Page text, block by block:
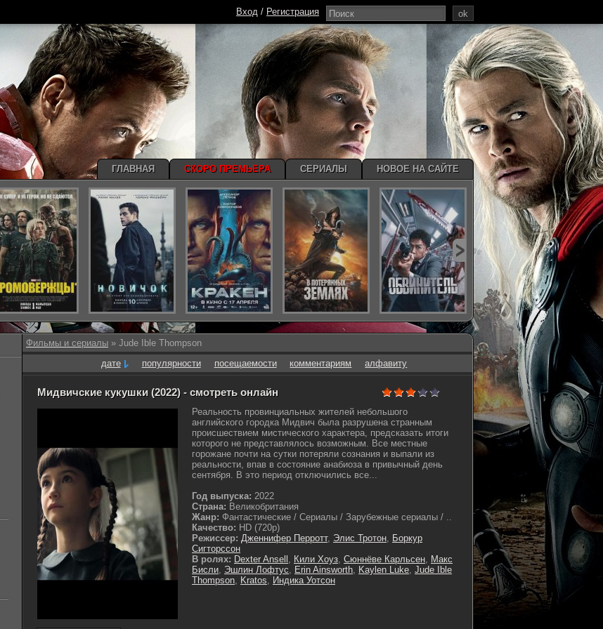
Фильмы и сериалы » Jude Ible Thompson
дате
популярности посещаемости комментариям алфавиту
Мидвичские кукушки (2022) - смотреть онлайн
Реальность провинциальных жителей небольшого
английского городка Мидвич была разрушена странным
происшествием мистического характера, предсказать итоги
которого не представлялось возможным. Все местные
горожане почти на сутки потеряли сознания и выпали из
реальности, впав в состояние анабиоза в привычный день
сентября. В это период отключились все...
Год выпуска: 2022
Страна: Великобритания
Жанр: Фантастические / Сериалы / Зарубежные сериалы / ..
Качество: HD (720p)
Режиссер: Дженнифер Перротт, Элис Тротон, Боркур
Сигторссон
В ролях: Dexter Ansell , Кили Хоуз, Сюннёве Карльсен, Макс
Бисли, Эшлин Лофтус, Erin Ainsworth, Kaylen Luke, Jude Ible
Thompson, Kratos, Индика Уотсон
ok
Вход / Регистрация
ГЛАВНАЯ СКОРО ПРЕМЬЕРА СЕРИАЛЫ НОВОЕ НА САЙТЕ